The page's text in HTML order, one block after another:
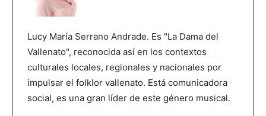
Lucy María Serrano Andrade. Es "La Dama del
Vallenato", reconocida así en los contextos
culturales locales, regionales y nacionales por
impulsar el folklor vallenato. Está comunicadora
social, es una gran líder de este género musical.